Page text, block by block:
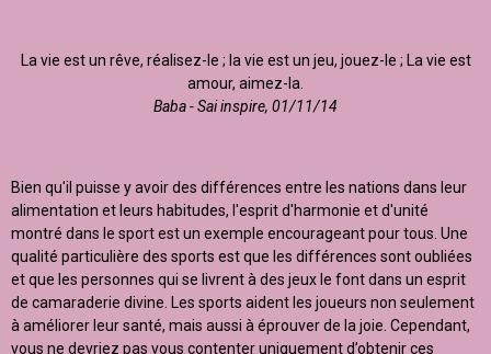
La vie est un rêve, réalisez-le ; la vie est un jeu, jouez-le ; La vie est
amour, aimez-la.
Baba - Sai inspire, 01/11/14
Bien qu'il puisse y avoir des différences entre les nations dans leur
alimentation et leurs habitudes, l'esprit d'harmonie et d'unité
montré dans le sport est un exemple encourageant pour tous. Une
qualité particulière des sports est que les différences sont oubliées
et que les personnes qui se livrent à des jeux le font dans un esprit
de camaraderie divine. Les sports aident les joueurs non seulement
à améliorer leur santé, mais aussi à éprouver de la joie. Cependant,
vous ne devriez pas vous contenter uniquement d’obtenir ces